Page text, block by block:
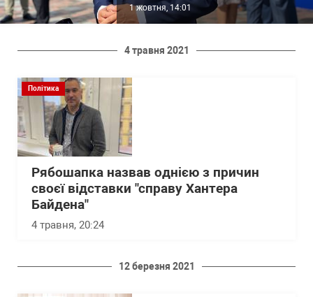
1 жовтня, 14:01
4 травня 2021
Політика
Рябошапка назвав однією з причин
своєї відставки "справу Хантера
Байдена"
4 травня, 20:24
12 березня 2021